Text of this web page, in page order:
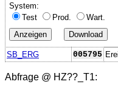
System:
Test
Prod. Wart.
SB_ERG 005795
Abfrage @ HZ??_T1: